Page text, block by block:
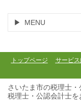
MENU
トップページ サービ
さいたま市の税理士・
税理士・公認会計士を